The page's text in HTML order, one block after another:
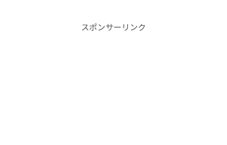
スポンサーリンク